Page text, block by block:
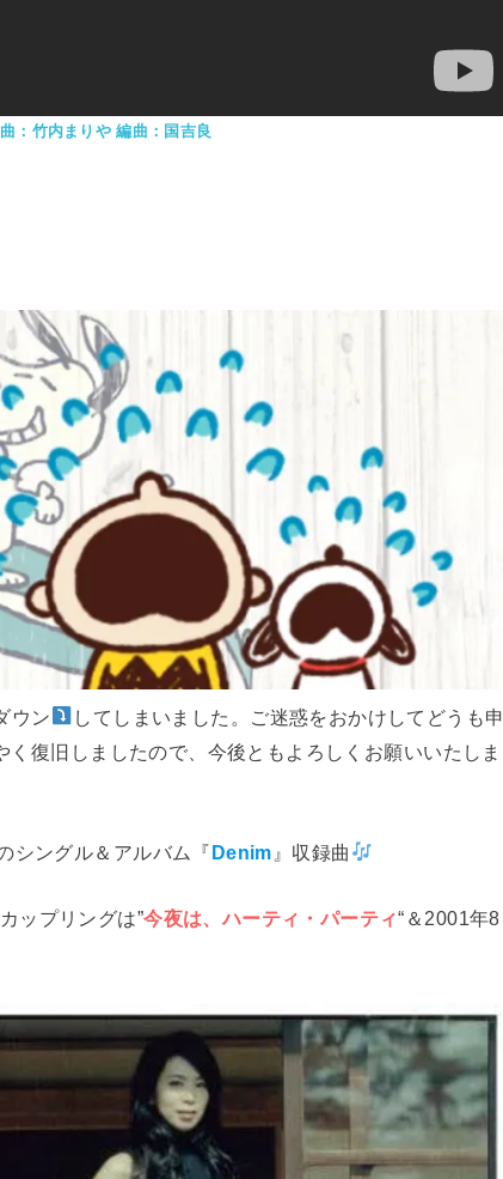
：竹内まりや 編曲：国吉良
ウン
してしまいました。ご迷惑をおかけしてどうも申
復旧しましたので、今後ともよろしくお願いいたしま
シングル＆アルバム『Denim 』収録曲
ップリングは”今夜は、ハーティ・パーティ“＆2001年8